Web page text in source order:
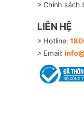
> Chính sách
LIÊN HỆ
> Hotline:
> Email: